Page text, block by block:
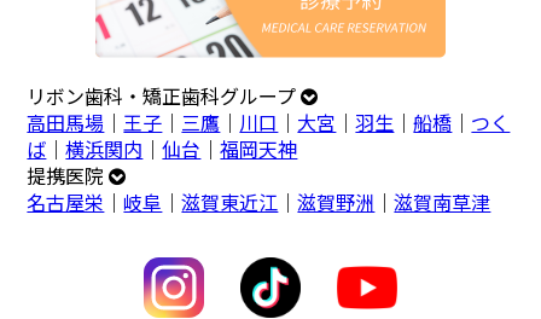
リボン歯科・矯正歯科グループ
高田馬場 ｜王子 ｜ 三鷹 ｜ 川口 ｜ 大宮 ｜羽生 ｜船橋 ｜ つく
ば ｜横浜関内 ｜仙台 ｜福岡天神
提携医院
名古屋栄 ｜岐阜 ｜滋賀東近江 ｜滋賀野洲 ｜滋賀南草津